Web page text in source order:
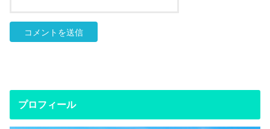
プロフィール